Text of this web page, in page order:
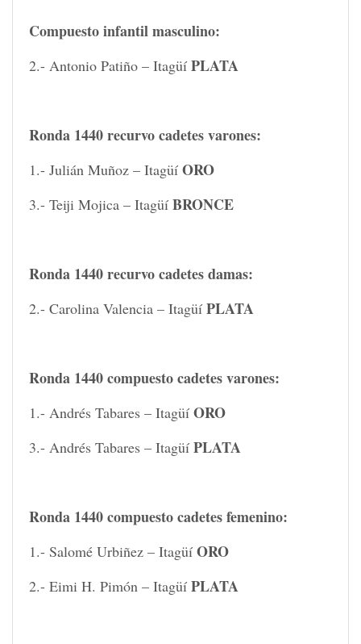
Compuesto infantil masculino:
2.- Antonio Patiño – Itagüí PLATA
Ronda 1440 recurvo cadetes varones:
1.- Julián Muñoz – Itagüí ORO
3.- Teiji Mojica – Itagüí BRONCE
Ronda 1440 recurvo cadetes damas:
2.- Carolina Valencia – Itagüí PLATA
Ronda 1440 compuesto cadetes varones:
1.- Andrés Tabares – Itagüí ORO
3.- Andrés Tabares – Itagüí PLATA
Ronda 1440 compuesto cadetes femenino:
1.- Salomé Urbiñez – Itagüí ORO
2.- Eimi H. Pimón – Itagüí PLATA